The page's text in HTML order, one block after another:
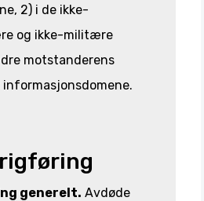
2) i de ikke-
og ikke-militære
motstanderens
generelt. Avdøde